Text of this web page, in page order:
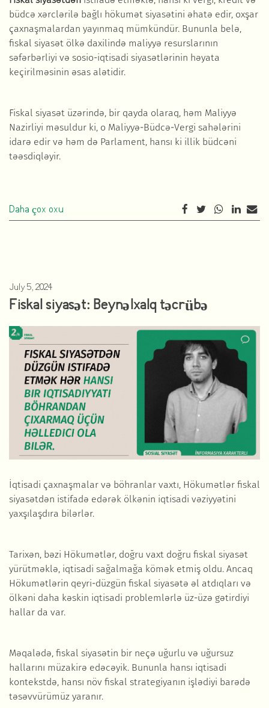
büdcə xərclərilə bağlı hökumət siyasətini əhatə edir, oxşar
çaxnaşmalardan yayınmaq mümkündür. Bununla belə,
fiskal siyasət ölkə daxilində maliyyə resurslarının
səfərbərliyi və sosio-iqtisadi siyasətlərinin həyata
keçirilməsinin əsas alətidir.
Fiskal siyasət üzərində, bir qayda olaraq, həm Maliyyə
Nazirliyi məsuldur ki, o Maliyyə-Büdcə-Vergi sahələrini
idarə edir və həm də Parlament, hansı ki illik büdcəni
təəsdiqləyir.
Daha çox oxu
July 5, 2024
Fiskal siyasət: Beynəlxalq təcrübə
İqtisadi çaxnaşmalar və böhranlar vaxtı, Hökumətlər fiskal
siyasətdən istifadə edərək ölkənin iqtisadi vəziyyətini
yaxşılaşdıra bilərlər.
Tarixən, bəzi Hökumətlər, doğru vaxt doğru fiskal siyasət
yürütməklə, iqtisadi sağalmağa kömək etmiş oldu. Ancaq
Hökumətlərin qeyri-düzgün fiskal siyasətə əl atdıqları və
ölkəni daha kəskin iqtisadi problemlərlə üz-üzə gətirdiyi
hallar da var.
Məqalədə, fiskal siyasətin bir neçə uğurlu və uğursuz
hallarını müzakirə edəcəyik. Bununla hansı iqtisadi
kontekstdə, hansı növ fiskal strategiyanın işlədiyi barədə
təsəvvürümüz yaranır.